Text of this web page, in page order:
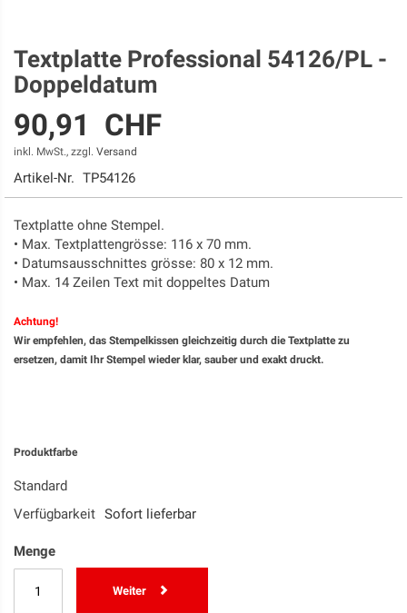
Zum
Anfang
der
Bildgalerie
springen
Textplatte Professional 54126/PL -
Doppeldatum
90,91 CHF
inkl. MwSt., zzgl. Versand
Artikel-Nr. TP54126
Textplatte ohne Stempel.
• Max. Textplattengrösse: 116 x 70 mm.
• Datumsausschnittes grösse: 80 x 12 mm.
• Max. 14 Zeilen Text mit doppeltes Datum
Achtung!​
Wir empfehlen, das Stempelkissen gleichzeitig durch die Textplatte zu
ersetzen, damit Ihr Stempel wieder klar, sauber und exakt druckt.
Produktfarbe
Standard
Verfügbarkeit Sofort lieferbar
Menge
Weiter